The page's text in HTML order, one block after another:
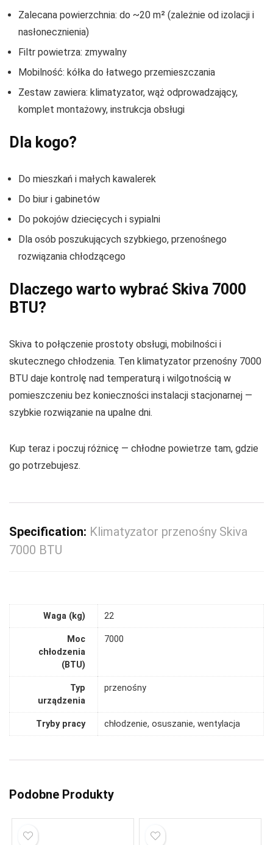
Zalecana powierzchnia: do ~20 m² (zależnie od izolacji i
nasłonecznienia)
Filtr powietrza: zmywalny
Mobilność: kółka do łatwego przemieszczania
Zestaw zawiera: klimatyzator, wąż odprowadzający,
komplet montażowy, instrukcja obsługi
Dla kogo?
Do mieszkań i małych kawalerek
Do biur i gabinetów
Do pokojów dziecięcych i sypialni
Dla osób poszukujących szybkiego, przenośnego
rozwiązania chłodzącego
Dlaczego warto wybrać Skiva 7000
BTU?
Skiva to połączenie prostoty obsługi, mobilności i
skutecznego chłodzenia. Ten klimatyzator przenośny 7000
BTU daje kontrolę nad temperaturą i wilgotnością w
pomieszczeniu bez konieczności instalacji stacjonarnej —
szybkie rozwiązanie na upalne dni.
Kup teraz i poczuj różnicę — chłodne powietrze tam, gdzie
go potrzebujesz.
Specification: Klimatyzator przenośny Skiva
7000 BTU
Waga (kg) 22
Moc
chłodzenia
(BTU)
7000
Typ
urządzenia
przenośny
Tryby pracy chłodzenie, osuszanie, wentylacja
Podobne Produkty